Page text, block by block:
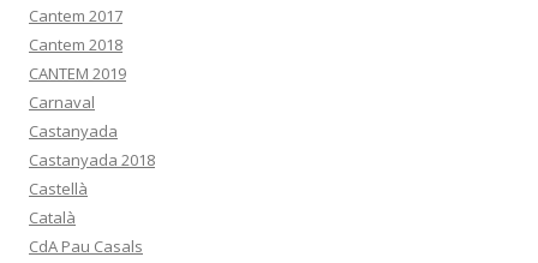
Cantem 2017
Cantem 2018
CANTEM 2019
Carnaval
Castanyada
Castanyada 2018
Castellà
Català
CdA Pau Casals